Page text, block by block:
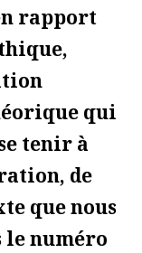
rapport
qui
tenir à
de
que nous
le numéro